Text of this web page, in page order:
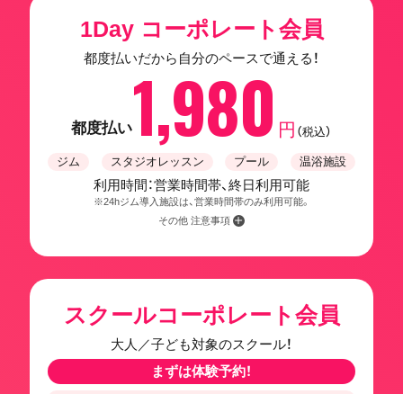
1Day コーポレート会員
都度払いだから自分のペースで通える！
都度払い1,980 円 （税込）
ジム スタジオレッスン プール 温浴施設
利用時間：営業時間帯、終日利用可能
※24hジム導入施設は、営業時間帯のみ利用可能。
その他 注意事項
スクールコーポレート会員
大人／子ども対象のスクール！
まずは体験予約！